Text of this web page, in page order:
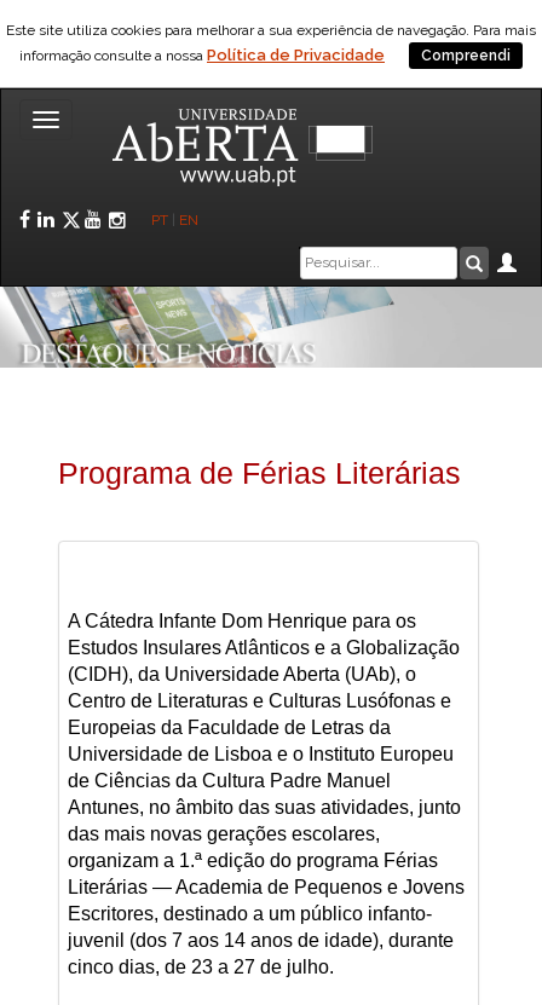
Este site utiliza cookies para melhorar a sua experiência de navegação. Para mais
informação consulte a nossa Política de Privacidade Compreendi
Toggle
Facebook
LinkedIn
Twitter
YouTube
Instagram
PT EN
Caixa
de
pesquisa
Programa de Férias Literárias
A Cátedra Infante Dom Henrique para os
Estudos Insulares Atlânticos e a Globalização
(CIDH), da Universidade Aberta (UAb), o
Centro de Literaturas e Culturas Lusófonas e
Europeias da Faculdade de Letras da
Universidade de Lisboa e o Instituto Europeu
de Ciências da Cultura Padre Manuel
Antunes, no âmbito das suas atividades, junto
das mais novas gerações escolares,
organizam a 1.ª edição do programa Férias
Literárias — Academia de Pequenos e Jovens
Escritores, destinado a um público infanto-
juvenil (dos 7 aos 14 anos de idade), durante
cinco dias, de 23 a 27 de julho.